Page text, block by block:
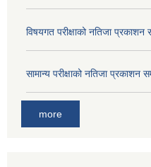
विषयगत परीक्षाको नतिजा
सामान्य परीक्षाको नतिजा
more